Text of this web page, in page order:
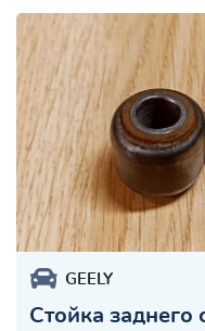
GEELY
Стойка заднего